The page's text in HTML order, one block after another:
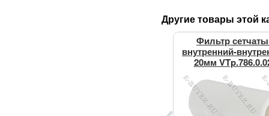
Другие товары этой
Фильтр
внутренний-
20мм